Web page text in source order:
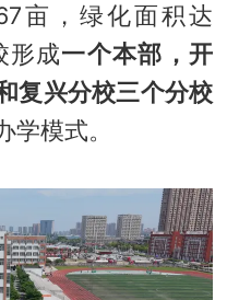
亩，绿化面积达
形成一个本部，开
复兴分校三个分校
模式。